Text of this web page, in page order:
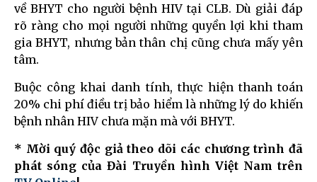
về BHYT cho người bệnh HIV tại CLB. Dù giải đáp
rõ ràng cho mọi người những quyền lợi khi tham
gia BHYT, nhưng bản thân chị cũng chưa mấy yên
tâm.
Buộc công khai danh tính, thực hiện thanh toán
20% chi phí điều trị bảo hiểm là những lý do khiến
bệnh nhân HIV chưa mặn mà với BHYT.
* Mời quý độc giả theo dõi các chương trình đã
phát sóng của Đài Truyền hình Việt Nam trên